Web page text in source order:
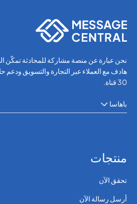
نحن عبارة عن منصة مشاركة للمحادثة تمكّن
هادف مع العملاء عبر التجارة والتسويق ودعم
30 قناة.
باهاسا
منتجات
تحقق الآن
أرسل رسالة الآن